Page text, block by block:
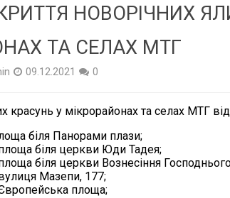
НОВОРІЧНИХ
ТА СЕЛАХ МТГ
09.12.2021 0
красунь у мікрорайонах та селах МТГ
біля Панорами плази;
біля церкви Юди Тадея;
біля церкви Вознесіння
Мазепи, 177;
площа;